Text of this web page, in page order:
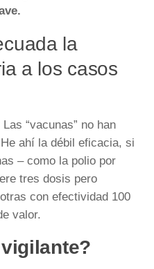
la
a los casos
“vacunas” no han
ahí la débil eficacia, si
– como la polio por
tres dosis pero
con efectividad 100
valor.